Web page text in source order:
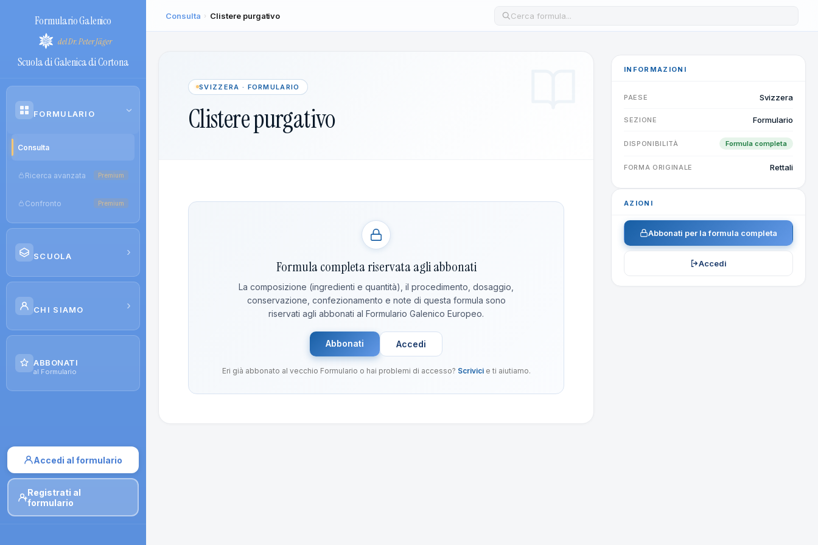
Formulario Galenico
del Dr. Peter Jäger
Scuola di Galenica di Cortona
FORMULARIO ›
Consulta
Ricerca avanzata Premium
Confronto Premium
SCUOLA ›
Corsi
Moduli di iscrizione
CHI SIAMO ›
Contatti
ABBONATI
al Formulario
Accedi al formulario
Registrati al
formulario
Consulta › Clistere purgativo Cerca una formula nel database
SVIZZERA · FORMULARIO
Clistere purgativo
Formula completa riservata agli abbonati
La composizione (ingredienti e quantità), il procedimento, dosaggio,
conservazione, confezionamento e note di questa formula sono
riservati agli abbonati al Formulario Galenico Europeo.
Abbonati Accedi
Eri già abbonato al vecchio Formulario o hai problemi di accesso? Scrivicie ti aiutiamo.
INFORMAZIONI
PAESE Svizzera
SEZIONE Formulario
DISPONIBILITÀ Formula completa
FORMA ORIGINALE Rettali
AZIONI
Abbonati per la formula completa
Accedi